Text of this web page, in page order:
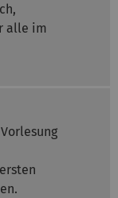
alle im